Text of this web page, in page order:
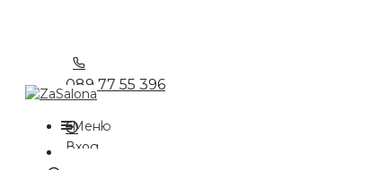
089 77 55 396
Вход
Меню